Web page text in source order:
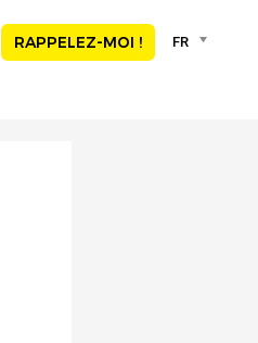
RAPPELEZ-MOI !
Language
FR